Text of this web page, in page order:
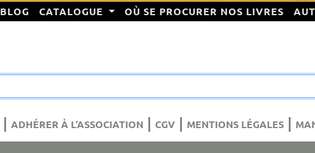
BLOG CATALOGUE OÙ SE PROCURER NOS LIVRES
ADHÉRER À L’ASSOCIATION CGV MENTIONS LÉGALES